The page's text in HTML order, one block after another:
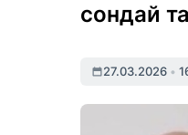
сондай
27.03.2026 •